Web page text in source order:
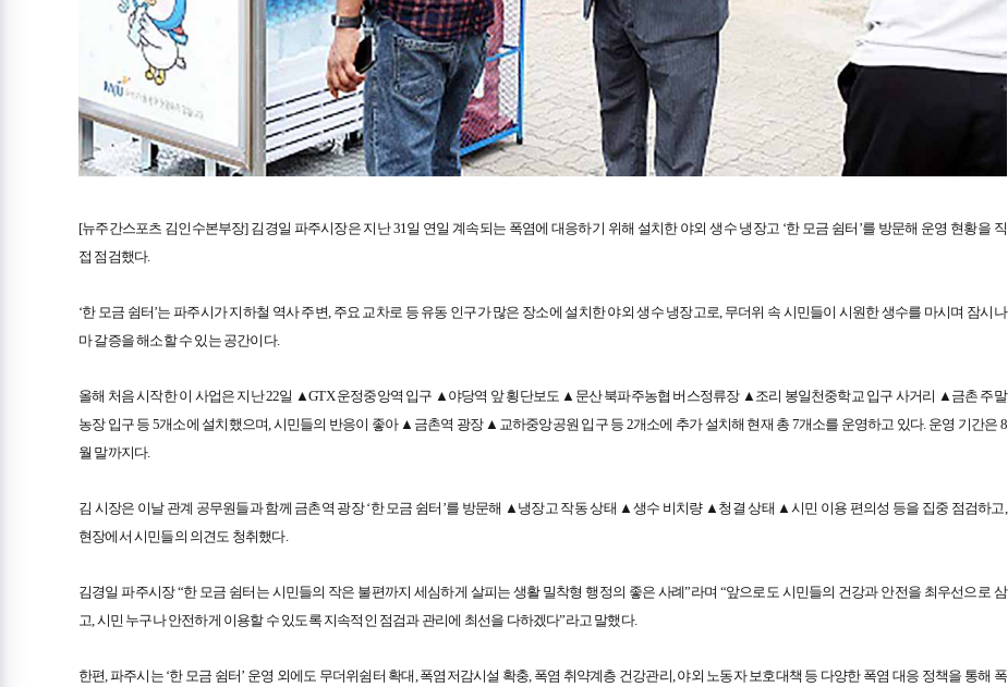
[뉴주간스포츠 김인수본부장] 김경일 파주시장은 지난 31일 연일 계속되는 폭염에 대응하기 위해 설치한 야외 생수 냉장고 ‘한 모금 쉼터’를 방문해 운영 현황을 직
접 점검했다.
‘한 모금 쉼터’는 파주시가 지하철 역사 주변, 주요 교차로 등 유동 인구가 많은 장소에 설치한 야외 생수 냉장고로, 무더위 속 시민들이 시원한 생수를 마시며 잠시나
마 갈증을 해소할 수 있는 공간이다.
올해 처음 시작한 이 사업은 지난 22일 ▲GTX 운정중앙역 입구 ▲야당역 앞 횡단보도 ▲문산 북파주농협 버스정류장 ▲조리 봉일천중학교 입구 사거리 ▲금촌 주말
농장 입구 등 5개소에 설치했으며, 시민들의 반응이 좋아 ▲금촌역 광장 ▲교하중앙공원 입구 등 2개소에 추가 설치해 현재 총 7개소를 운영하고 있다. 운영 기간은 8
월 말까지다.
김 시장은 이날 관계 공무원들과 함께 금촌역 광장 ‘한 모금 쉼터’를 방문해 ▲냉장고 작동 상태 ▲생수 비치량 ▲청결 상태 ▲시민 이용 편의성 등을 집중 점검하고,
현장에서 시민들의 의견도 청취했다.
김경일 파주시장 “한 모금 쉼터는 시민들의 작은 불편까지 세심하게 살피는 생활 밀착형 행정의 좋은 사례”라며 “앞으로도 시민들의 건강과 안전을 최우선으로 삼
고, 시민 누구나 안전하게 이용할 수 있도록 지속적인 점검과 관리에 최선을 다하겠다”라고 말했다.
한편, 파주시는 ‘한 모금 쉼터’ 운영 외에도 무더위쉼터 확대, 폭염저감시설 확충, 폭염 취약계층 건강관리, 야외 노동자 보호대책 등 다양한 폭염 대응 정책을 통해 폭